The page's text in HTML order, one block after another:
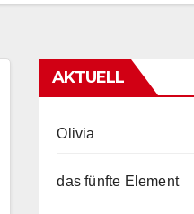
AKTUELL
Olivia
das fünfte Element